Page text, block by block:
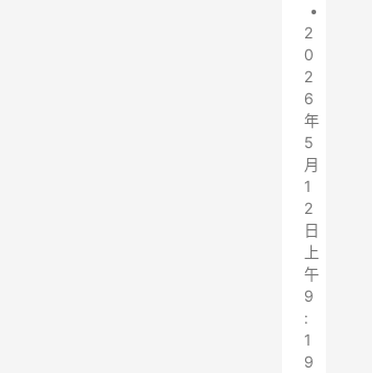
•
2
0
2
6
年
5
月
1
2
日
上
午
9
:
1
9